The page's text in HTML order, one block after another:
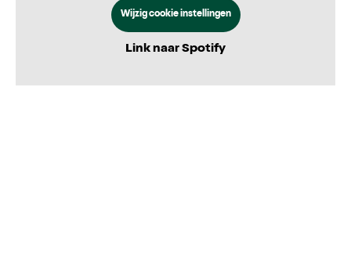
Wijzig cookie instellingen
Link naar Spotify